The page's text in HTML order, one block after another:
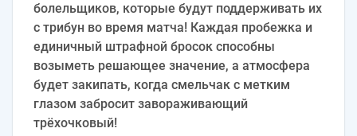
болельщиков, которые будут поддерживать их
с трибун во время матча! Каждая пробежка и
единичный штрафной бросок способны
возыметь решающее значение, а атмосфера
будет закипать, когда смельчак с метким
глазом забросит завораживающий
трёхочковый!